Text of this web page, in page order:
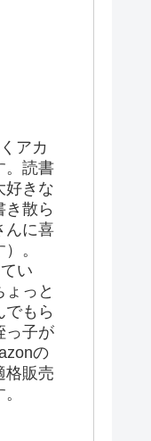
アカ
。読書
好きな
き散ら
んに喜
。
い
っと
でもら
っ子が
の
格販売